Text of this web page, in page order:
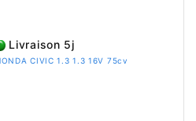
Livraison 5j
CIVIC 1.3 1.3 16V 75cv